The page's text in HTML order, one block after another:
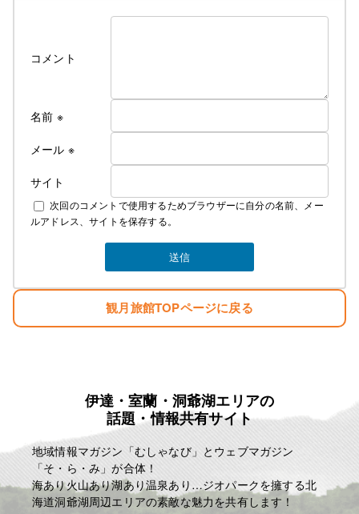
なお、詳しいご料金につきましては
下記にて説明しております
素泊まり ￥4000 税込み ￥4400
夕食 ￥1300 税込み ￥1430
朝食 ￥700 税込み ￥770
お弁当 ￥750 税込み ￥825
例として
一泊三食 ￥6750 税込み ￥7425
一泊二食 ￥6000 税込み ￥6600
一泊夕食 ￥5300 税込み ￥5830
一泊朝食 ￥4700 税込み ￥5170
となります
コメント
名前 ※
メール ※
サイト
次回のコメントで使用するためブラウザーに自分の名前、メー
ルアドレス、サイトを保存する。
観月旅館TOPページに戻る
伊達・室蘭・洞爺湖エリアの
話題・情報共有サイト
地域情報マガジン「むしゃなび」とウェブマガジン
「そ・ら・み」が合体！
海あり火山あり湖あり温泉あり…ジオパークを擁する北
海道洞爺湖周辺エリアの素敵な魅力を共有します！